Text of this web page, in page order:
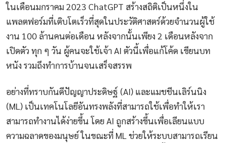
ในเดือนมกราคม 2023 ChatGPT สร้างสถิติเป็นหนึ่งใน
แพลตฟอร์มที่เติบโตเร็วที่สุดในประวัติศาสตร์ด้วยจำนวนผู้ใช้
งาน 100 ล้านคนต่อเดือน หลังจากนั้นเพียง 2 เดือนหลังจาก
เปิดตัว ทุก ๆ วัน ผู้คนจะใช้เจ้า AI ตัวนี้เพื่อแก้โค้ด เขียนบท
หนัง รวมถึงทำการบ้านจนเสร็จสรรพ
อย่างที่ทราบกันดีปัญญาประดิษฐ์ (AI) และแมชชีนเลิร์นนิง
(ML) เป็นเทคโนโลยีอันทรงพลังที่สามารถใช้เพื่อทำให้เรา
สามารถทำงานได้ง่ายขึ้น โดย AI ถูกสร้างขึ้นเพื่อเลียนแบบ
ความฉลาดของมนุษย์ ในขณะที่ ML ช่วยให้ระบบสามารถเรียน